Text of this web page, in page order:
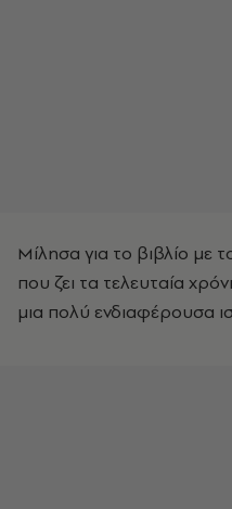
Μίλησα για το βιβλίο με
που ζει τα τελευταία
μια πολύ ενδιαφέρουσα